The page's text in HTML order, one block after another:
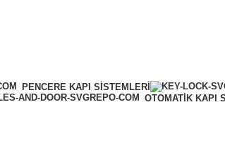
PENCERE KAPI SISTEMLERI
OTOMATIK KAPI